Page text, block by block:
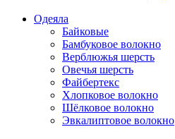
Одеяла
Байковые
Бамбуковое волокно
Верблюжья шерсть
Овечья шерсть
Файбертекс
Хлопковое волокно
Шёлковое волокно
Эвкалиптовое волокно